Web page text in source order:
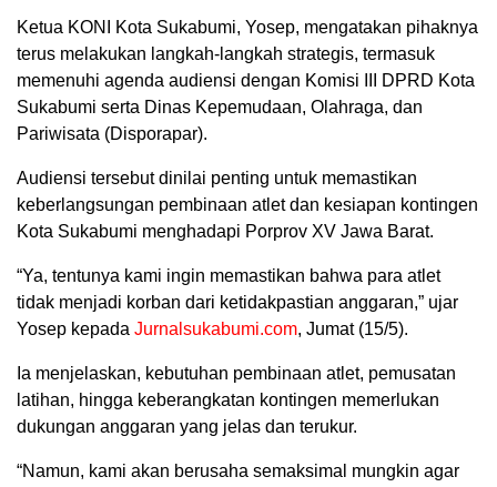
Ketua KONI Kota Sukabumi, Yosep, mengatakan pihaknya
terus melakukan langkah-langkah strategis, termasuk
memenuhi agenda audiensi dengan Komisi III DPRD Kota
Sukabumi serta Dinas Kepemudaan, Olahraga, dan
Pariwisata (Disporapar).
Audiensi tersebut dinilai penting untuk memastikan
keberlangsungan pembinaan atlet dan kesiapan kontingen
Kota Sukabumi menghadapi Porprov XV Jawa Barat.
“Ya, tentunya kami ingin memastikan bahwa para atlet
tidak menjadi korban dari ketidakpastian anggaran,” ujar
Yosep kepada Jurnalsukabumi.com, Jumat (15/5).
Ia menjelaskan, kebutuhan pembinaan atlet, pemusatan
latihan, hingga keberangkatan kontingen memerlukan
dukungan anggaran yang jelas dan terukur.
“Namun, kami akan berusaha semaksimal mungkin agar